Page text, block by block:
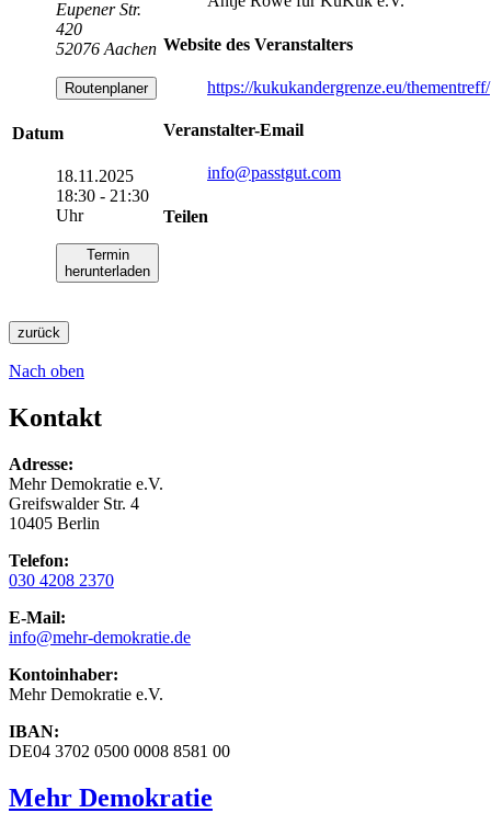
Eupener Str.
420
52076 Aachen
Routenplaner
Datum
18.11.2025
18:30 - 21:30
Uhr
Termin
herunterladen
Website des Veranstalters
https://kukukandergrenze.eu/thementreff/
Veranstalter-Email
info@passtgut.com
Teilen
zurück
Nach oben
Kontakt
Adresse:
Mehr Demokratie e.V.
Greifswalder Str. 4
10405 Berlin
Telefon:
030 4208 2370
E-Mail:
info@mehr-demokratie.de
Kontoinhaber:
Mehr Demokratie e.V.
IBAN:
DE04 3702 0500 0008 8581 00
Mehr Demokratie